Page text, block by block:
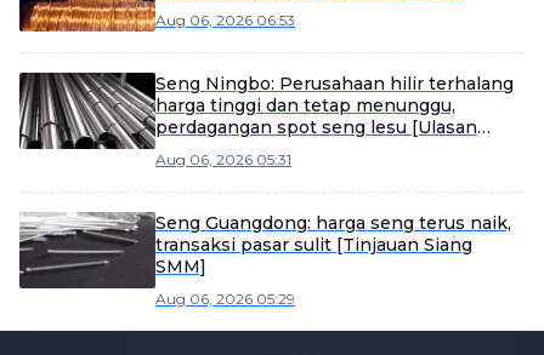
Aug 06, 2026 06:53
Seng Ningbo: Perusahaan hilir terhalang
harga tinggi dan tetap menunggu,
perdagangan spot seng lesu [Ulasan
Aug 06, 2026 05:31
Seng Guangdong: harga seng terus naik,
transaksi pasar sulit [Tinjauan Siang
SMM]
Aug 06, 2026 05:29